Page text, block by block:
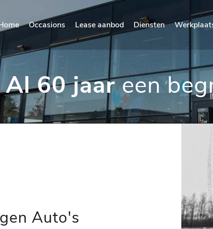
Occasions Lease aanbod Diensten
Al 60 jaareen
Auto's